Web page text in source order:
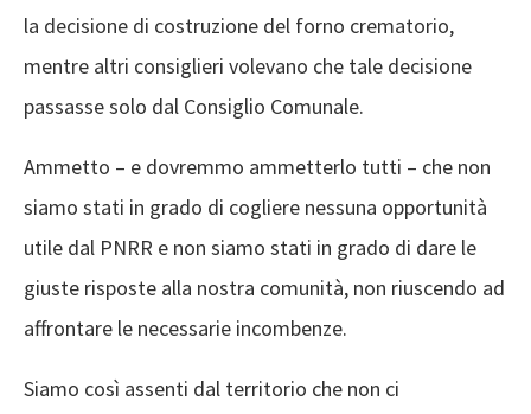
la decisione di costruzione del forno crematorio,
mentre altri consiglieri volevano che tale decisione
passasse solo dal Consiglio Comunale.
Ammetto – e dovremmo ammetterlo tutti – che non
siamo stati in grado di cogliere nessuna opportunità
utile dal PNRR e non siamo stati in grado di dare le
giuste risposte alla nostra comunità, non riuscendo ad
affrontare le necessarie incombenze.
Siamo così assenti dal territorio che non ci